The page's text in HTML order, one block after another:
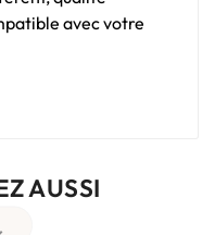
avec votre
AUSSI